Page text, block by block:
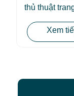
thủ thuật
Xem